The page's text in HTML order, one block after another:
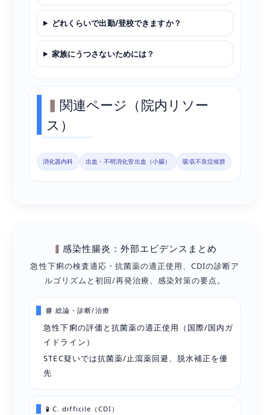
どれくらいで出勤/登校できますか？
家族にうつさないためには？
関連ページ（院内リソー
ス）
消化器内科 出血・不明消化管出血（小腸） 吸収不良症候群
感染性腸炎：外部エビデンスまとめ
急性下痢の検査適応・抗菌薬の適正使用、CDIの診断ア
ルゴリズムと初回/再発治療、感染対策の要点。
📘 総論・診断/治療
急性下痢の評価と抗菌薬の適正使用（国際/国内ガ
イドライン）
STEC疑いでは抗菌薬/止瀉薬回避、脱水補正を優
先
🧪 C. difficile（CDI）